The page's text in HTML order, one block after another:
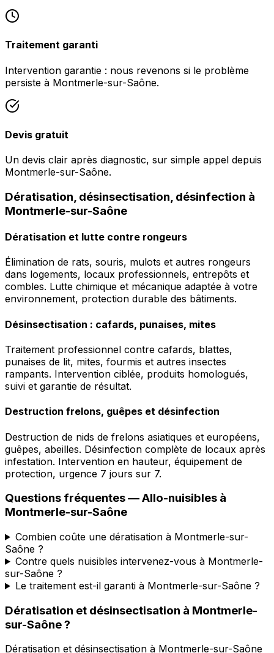
Traitement garanti
Intervention garantie : nous revenons si le problème
persiste à Montmerle-sur-Saône.
Devis gratuit
Un devis clair après diagnostic, sur simple appel depuis
Montmerle-sur-Saône.
Dératisation, désinsectisation, désinfection à
Montmerle-sur-Saône
Dératisation et lutte contre rongeurs
Élimination de rats, souris, mulots et autres rongeurs
dans logements, locaux professionnels, entrepôts et
combles. Lutte chimique et mécanique adaptée à votre
environnement, protection durable des bâtiments.
Désinsectisation : cafards, punaises, mites
Traitement professionnel contre cafards, blattes,
punaises de lit, mites, fourmis et autres insectes
rampants. Intervention ciblée, produits homologués,
suivi et garantie de résultat.
Destruction frelons, guêpes et désinfection
Destruction de nids de frelons asiatiques et européens,
guêpes, abeilles. Désinfection complète de locaux après
infestation. Intervention en hauteur, équipement de
protection, urgence 7 jours sur 7.
Questions fréquentes —Allo-nuisibles à
Montmerle-sur-Saône
Combien coûte une dératisation à Montmerle-sur-
Saône ?
Contre quels nuisibles intervenez-vous à Montmerle-
sur-Saône ?
Le traitement est-il garanti à Montmerle-sur-Saône ?
Dératisation et désinsectisation à Montmerle-
sur-Saône?
Dératisation et désinsectisation à Montmerle-sur-Saône